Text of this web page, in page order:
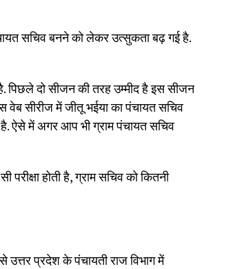
सचिव बनने को लेकर उत्सुकता बढ़ गई है.
पिछले दो सीजन की तरह उम्मीद है इस सीजन
वेब सीरीज में जीतू भईया का पंचायत सचिव
ऐसे में अगर आप भी ग्राम पंचायत सचिव
होती है, ग्राम सचिव को कितनी
उत्तर प्रदेश के पंचायती राज विभाग में